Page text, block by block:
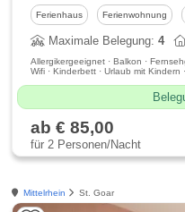
Ferienhaus Ferienwohnung
Maximale Belegung:4
Allergikergeeignet · Balkon ·
Wifi · Kinderbett · Urlaub mit Kindern
ab € 85,00
für 2 Personen/Nacht
Mittelrhein St. Goar